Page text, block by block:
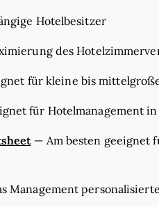
Hotelbesitzer
des
für kleine bis
für Hotelmanagement
— Am besten geeignet
Management